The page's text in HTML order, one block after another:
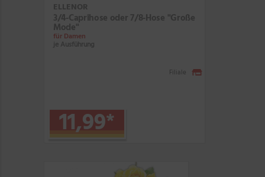
ELLENOR
3/4-Caprihose oder 7/8-Hose "Große
Mode"
für Damen
je Ausführung
11,99*
Filiale